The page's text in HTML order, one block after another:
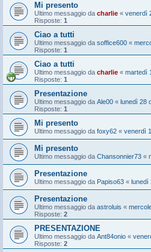
Mi presento
Ultimo messaggio da charlie « venerdì
Risposte: 1
Ciao a tutti
Ultimo messaggio da soffice600 «
Risposte: 1
Ciao a tutti
Ultimo messaggio da charlie « martedì
Risposte: 1
Presentazione
Ultimo messaggio da Ale00 « lunedì 28
Risposte: 1
Mi presento
Ultimo messaggio da foxy62 « venerdì
Mi presento
Ultimo messaggio da Chansonnier73 «
Presentazione
Ultimo messaggio da Papiso63 « lunedì
Presentazione
Ultimo messaggio da astroluis «
Risposte: 2
PRESENTAZIONE
Ultimo messaggio da Ant84onio «
Risposte: 2